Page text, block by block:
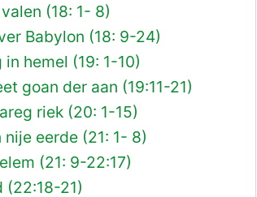
(18: 1- 8)
Babylon (18: 9-24)
hemel (19: 1-10)
goan der aan (19:11-21)
riek (20: 1-15)
nije eerde (21: 1- 8)
(21: 9-22:17)
(22:18-21)